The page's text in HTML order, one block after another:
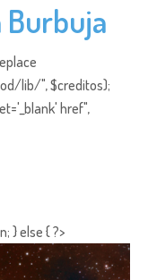
Burbuja
lib/", $creditos);
href",
} else { ?>